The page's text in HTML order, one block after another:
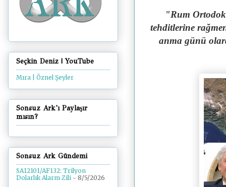
"Rum
tehditlerine
anma günü
Seçkin Deniz | YouTube
Mıra | Öznel Şeyler
Sonsuz Ark'ı Paylaşır
mısın?
Sonsuz Ark Gündemi
SA12101/AF132: Trilyon
Dolarlık Alarm Zili - 8/5/2026